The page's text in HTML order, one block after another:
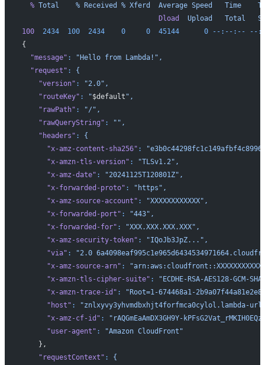
  %
Total
    %
Received % Xferd
  Average
Speed
   Time
                                 Dload
  Upload
   Total
100
  2434
  100
  2434
    0
     0
  45144
      0
--:--:-- --
{
  "message"
:
"Hello from Lambda!",
  "request"
:
{
    "version"
:
"2.0",
    "routeKey"
: "$default ",
    "rawPath"
:
"/",
    "rawQueryString"
:
"",
    "headers"
:
{
      "x-amz-content-sha256"
:
      "x-amzn-tls-version"
:
"TLSv1.2",
      "x-amz-date"
:
"20241125T120801Z",
      "x-forwarded-proto"
:
"https",
      "x-amz-source-account"
:
"XXXXXXXXXXXX",
      "x-forwarded-port"
:
"443",
      "x-forwarded-for"
:
"XXX.XXX.XXX.XXX",
      "x-amz-security-token"
:
"IQoJb3JpZ...",
      "via"
:
"2.0
      "x-amz-source-arn"
:
      "x-amzn-tls-cipher-suite"
:
"ECDHE-RSA-AES128-GCM-
      "x-amzn-trace-id"
:
"Root=1-674468a1-
      "host"
:
"znlxyvy3yhvmdbxhjt4forfmca0cylol.lambda-
      "x-amz-cf-id"
:
"rAQGmEaAmDX3GH9Y-
      "user-agent"
:
"Amazon CloudFront"
    },
    "requestContext"
:
{